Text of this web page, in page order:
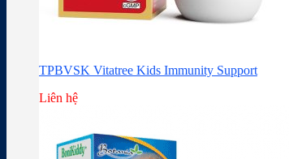
TPBVSK Vitatree Kids Immunity Support
Liên hệ